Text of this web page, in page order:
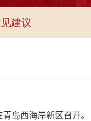
建议
岛西海岸新区召开。